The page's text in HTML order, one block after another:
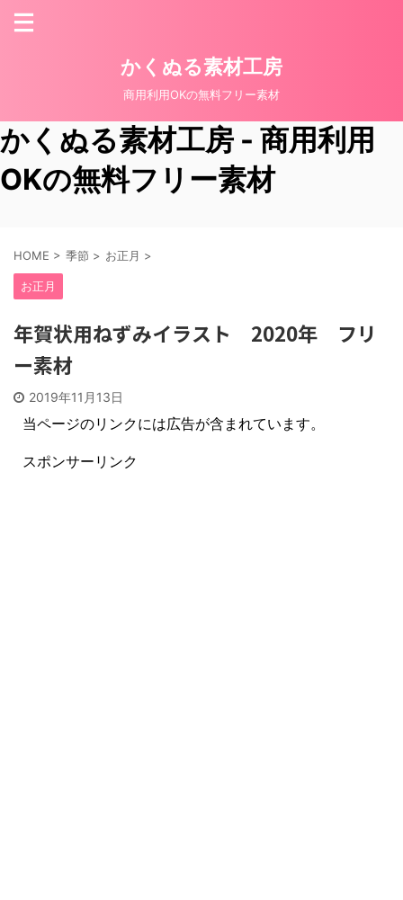
かくぬる素材工房
商用利用OKの無料フリー素材
かくぬる素材工房 - 商用利用
OKの無料フリー素材
HOME > 季節 > お正月 >
お正月
年賀状用ねずみイラスト 2020年 フリ
ー素材
2019年11月13日
当ページのリンクには広告が含まれています。
スポンサーリンク